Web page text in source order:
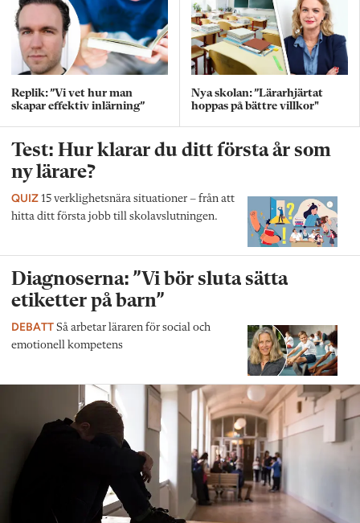
Replik: ”Vi vet hur man
skapar effektiv inlärning”
Nya skolan: ”Lärarhjärtat
hoppas på bättre villkor"
Test: Hur klarar du ditt första år som
ny lärare?
QUIZ 15 verklighetsnära situationer – från att
hitta ditt första jobb till skolavslutningen.
Diagnoserna: ”Vi bör sluta sätta
etiketter på barn”
DEBATT Så arbetar läraren för social och
emotionell kompetens